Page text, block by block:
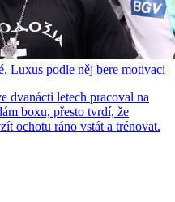
Luxus podle něj bere motivaci
dvanácti letech pracoval na
boxu, přesto tvrdí, že
ochotu ráno vstát a trénovat.